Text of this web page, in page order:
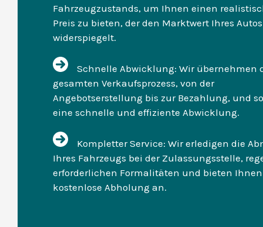
Fahrzeugzustands, um Ihnen einen
Preis zu bieten, der den Marktwert Ihres Autos
widerspiegelt.
Schnelle Abwicklung: Wir übernehmen
gesamten Verkaufsprozess, von der
Angebotserstellung bis zur Bezahlung, und
eine schnelle und effiziente Abwicklung.
Kompletter Service: Wir erledigen die
Ihres Fahrzeugs bei der Zulassungsstelle,
erforderlichen Formalitäten und bieten
kostenlose Abholung an.